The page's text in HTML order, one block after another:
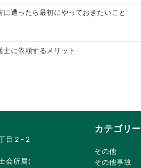
に遭ったら最初にやっておきたいこと
士に依頼するメリット
目２-２
会所属）
カテゴリー
その他
その他事故